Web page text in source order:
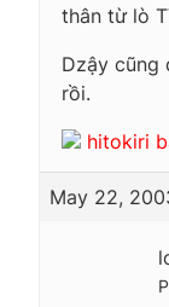
thân từ lò
Dzậy cũng
rồi.
hitokiri
May 22,